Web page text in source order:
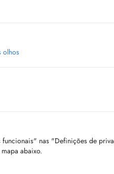
olhos
nas "Definições de
abaixo.